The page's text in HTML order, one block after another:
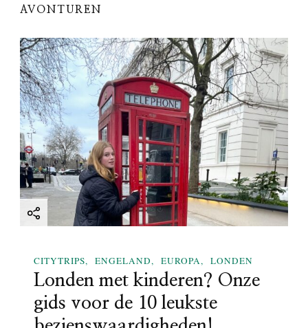
g
a
t
i
o
n
AVONTUREN
CITYTRIPS ENGELAND EUROPA LONDEN
Londen met kinderen? Onze
gids voor de 10 leukste